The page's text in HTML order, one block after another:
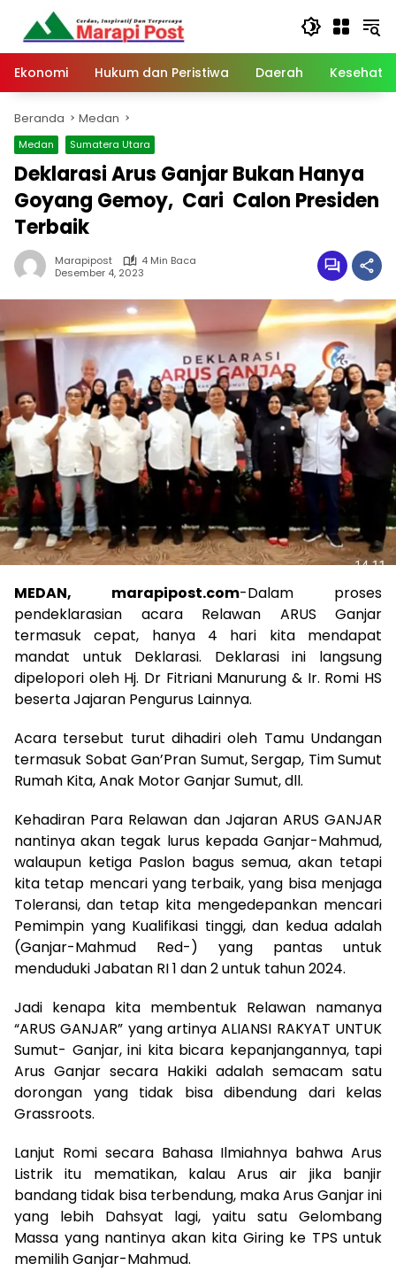
Langsung
konten
Ekonomi
Hukum dan Peristiwa Daerah
Beranda Medan
Medan Sumatera Utara
Deklarasi Arus Ganjar Bukan Hanya
Goyang Gemoy, Cari Calon Presiden
Terbaik
Marapipost
4 Min Baca
Desember 4, 2023
MEDAN, marapipost.com-Dalam proses
pendeklarasian acara Relawan ARUS Ganjar
termasuk cepat, hanya 4 hari kita mendapat
mandat untuk Deklarasi. Deklarasi ini langsung
dipelopori oleh Hj. Dr Fitriani Manurung & Ir. Romi HS
beserta Jajaran Pengurus Lainnya.
Acara tersebut turut dihadiri oleh Tamu Undangan
termasuk Sobat Gan’Pran Sumut, Sergap, Tim Sumut
Rumah Kita, Anak Motor Ganjar Sumut, dll.
Kehadiran Para Relawan dan Jajaran ARUS GANJAR
nantinya akan tegak lurus kepada Ganjar-Mahmud,
walaupun ketiga Paslon bagus semua, akan tetapi
kita tetap mencari yang terbaik, yang bisa menjaga
Toleransi, dan tetap kita mengedepankan mencari
Pemimpin yang Kualifikasi tinggi, dan kedua adalah
(Ganjar-Mahmud Red-) yang pantas untuk
menduduki Jabatan RI 1 dan 2 untuk tahun 2024.
Jadi kenapa kita membentuk Relawan namanya
“ARUS GANJAR” yang artinya ALIANSI RAKYAT UNTUK
Sumut- Ganjar, ini kita bicara kepanjangannya, tapi
Arus Ganjar secara Hakiki adalah semacam satu
dorongan yang tidak bisa dibendung dari kelas
Grassroots.
Lanjut Romi secara Bahasa Ilmiahnya bahwa Arus
Listrik itu mematikan, kalau Arus air jika banjir
bandang tidak bisa terbendung, maka Arus Ganjar ini
yang lebih Dahsyat lagi, yaitu satu Gelombang
Massa yang nantinya akan kita Giring ke TPS untuk
memilih Ganjar-Mahmud.